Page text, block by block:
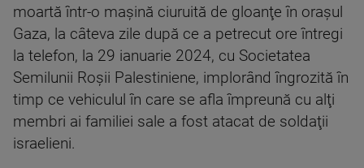
moartă într-o maşină ciuruită de gloanţe în oraşul
Gaza, la câteva zile după ce a petrecut ore întregi
la telefon, la 29 ianuarie 2024, cu Societatea
Semilunii Roşii Palestiniene, implorând îngrozită în
timp ce vehiculul în care se afla împreună cu alţi
membri ai familiei sale a fost atacat de soldaţii
israelieni.